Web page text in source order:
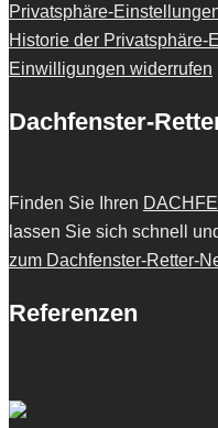
Privatsphäre-
Historie der Privatsphäre-
Einwilligungen widerrufen
Dachfenster-
Finden Sie Ihren
lassen Sie sich schnell
zum Dachfenster-Retter-
Referenzen